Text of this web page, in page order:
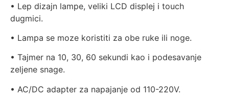
• Lep dizajn lampe, veliki LCD displej i touch
dugmici.
• Lampa se moze koristiti za obe ruke ili noge.
• Tajmer na 10, 30, 60 sekundi kao i podesavanje
zeljene snage.
• AC/DC adapter za napajanje od 110-220V.